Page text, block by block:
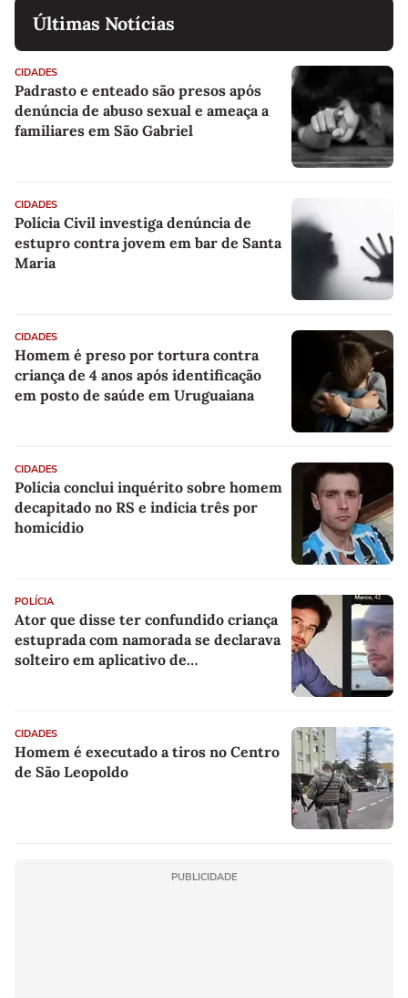
Últimas Notícias
CIDADES
Padrasto e enteado são presos após
denúncia de abuso sexual e ameaça a
familiares em São Gabriel
CIDADES
Polícia Civil investiga denúncia de
estupro contra jovem em bar de Santa
Maria
CIDADES
Homem é preso por tortura contra
criança de 4 anos após identificação
em posto de saúde em Uruguaiana
CIDADES
Polícia conclui inquérito sobre homem
decapitado no RS e indicia três por
homicídio
POLÍCIA
Ator que disse ter confundido criança
estuprada com namorada se declarava
solteiro em aplicativo de
CIDADES
Homem é executado a tiros no Centro
de São Leopoldo
PUBLICIDADE